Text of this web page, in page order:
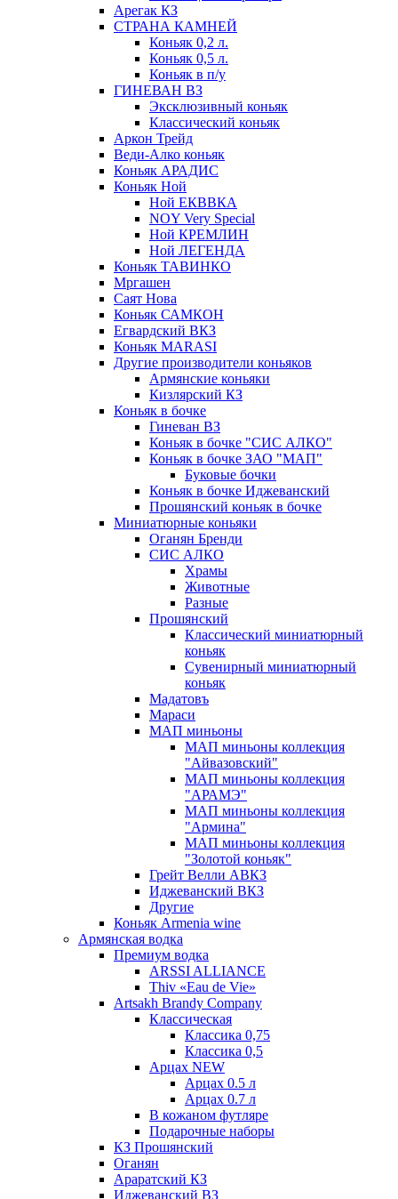
Арегак КЗ
СТРАНА КАМНЕЙ
Коньяк 0,2 л.
Коньяк 0,5 л.
Коньяк в п/у
ГИНЕВАН ВЗ
Эксклюзивный коньяк
Классический коньяк
Аркон Трейд
Веди-Алко коньяк
Коньяк АРАДИС
Коньяк Ной
Ной ЕКВВКА
NOY Very Special
Ной КРЕМЛИН
Ной ЛЕГЕНДА
Коньяк ТАВИНКО
Мргашен
Саят Нова
Коньяк САМКОН
Егвардский ВКЗ
Коньяк MARASI
Другие производители коньяков
Армянские коньяки
Кизлярский КЗ
Коньяк в бочке
Гиневан ВЗ
Коньяк в бочке "СИС АЛКО"
Коньяк в бочке ЗАО "МАП"
Буковые бочки
Коньяк в бочке Иджеванский
Прошянский коньяк в бочке
Миниатюрные коньяки
Оганян Бренди
СИС АЛКО
Храмы
Животные
Разные
Прошянский
Классический миниатюрный
коньяк
Сувенирный миниатюрный
коньяк
Мадатовъ
Мараси
МАП миньоны
МАП миньоны коллекция
"Айвазовский"
МАП миньоны коллекция
"АРАМЭ"
МАП миньоны коллекция
"Армина"
МАП миньоны коллекция
"Золотой коньяк"
Грейт Велли АВКЗ
Иджеванский ВКЗ
Другие
Коньяк Armenia wine
Армянская водка
Премиум водка
ARSSI ALLIANCE
Thiv «Eau de Vie»
Artsakh Brandy Company
Классическая
Классика 0,75
Классика 0,5
Арцах NEW
Арцах 0.5 л
Арцах 0.7 л
В кожаном футляре
Подарочные наборы
КЗ Прошянский
Оганян
Араратский КЗ
Иджеванский ВЗ